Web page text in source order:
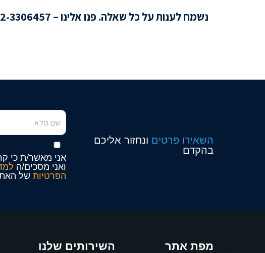
נשמח לענות על כל שאלה. פנו אלינו – 072-3306457
השאירו פרטים ונחזור אליכם
בהקדם
אני מאשר/ת כי
ואני מסכים/ה
הפרטיות של
מפת אתר השירותים שלנו